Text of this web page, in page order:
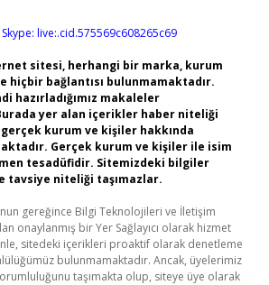
Skype: live:.cid.575569c608265c69
sitesi, herhangi bir marka, kurum
hiçbir bağlantısı bulunmamaktadır.
hazırladığımız makaleler
yer alan içerikler haber niteliği
kurum ve kişiler hakkında
Gerçek kurum ve kişiler ile isim
tesadüfidir. Sitemizdeki bilgiler
tavsiye niteliği taşımazlar.
gereğince Bilgi Teknolojileri ve İletişim
onaylanmış bir Yer Sağlayıcı olarak hizmet
sitedeki içerikleri proaktif olarak denetleme
bulunmamaktadır. Ancak, üyelerimiz
taşımakta olup, siteye üye olarak